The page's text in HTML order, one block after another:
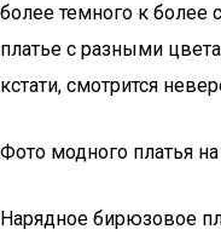
более темного к более
платье с разными
кстати, смотрится
Фото модного платья
Нарядное бирюзовое